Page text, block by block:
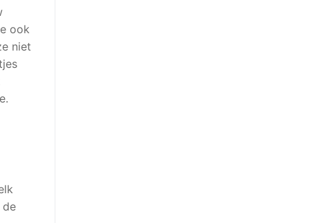
ook
niet
de